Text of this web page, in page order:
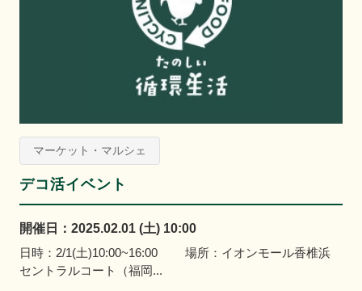
マーケット・マルシェ
デコ活イベント
開催日：2025.02.01 (土) 10:00
日時：2/1(土)10:00~16:00 場所：イオンモール香椎浜
セントラルコート（福岡...